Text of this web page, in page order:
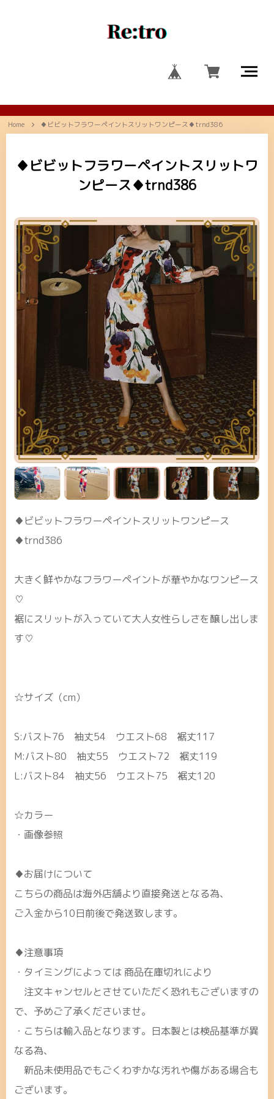
Home ♦ビビットフラワーペイントスリットワンピース♦trnd386
♦ビビットフラワーペイントスリットワ
ンピース♦trnd386
♦ビビットフラワーペイントスリットワンピース
♦trnd386
大きく鮮やかなフラワーペイントが華やかなワンピース
♡
裾にスリットが入っていて大人女性らしさを醸し出しま
す♡
☆サイズ（cm）
S:バスト76 袖丈54 ウエスト68 裾丈117
M:バスト80 袖丈55 ウエスト72 裾丈119
L:バスト84 袖丈56 ウエスト75 裾丈120
☆カラー
・画像参照
♦お届けについて
こちらの商品は海外店舗より直接発送となる為、
ご入金から10日前後で発送致します。
♦注意事項
・タイミングによっては 商品在庫切れにより
注文キャンセルとさせていただく恐れもございますの
で、予めご了承くださいませ。
・こちらは輸入品となります。日本製とは検品基準が異
なる為、
新品未使用品でもごくわずかな汚れや傷がある場合も
ございます。